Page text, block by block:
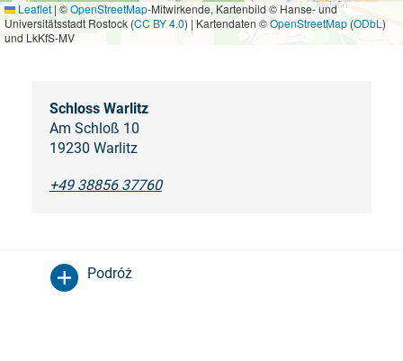
Leaflet | ©OpenStreetMap-Mitwirkende, Kartenbild © Hanse- und
Universitätsstadt Rostock (CC BY 4.0) | Kartendaten ©OpenStreetMap (ODbL)
und LkKfS-MV
Schloss Warlitz
Am Schloß 10
19230 Warlitz
+49 38856 37760
Podróż